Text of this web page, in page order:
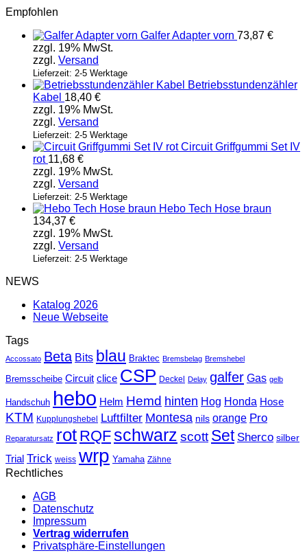
Empfohlen
Galfer Adapter vorn 73,87 €
zzgl. 19% MwSt.
zzgl. Versand
Lieferzeit: 2-5 Werktage
Betriebsstundenzähler
Kabel 18,40 €
zzgl. 19% MwSt.
zzgl. Versand
Lieferzeit: 2-5 Werktage
Circuit Griffgummi Set IV
rot 11,68 €
zzgl. 19% MwSt.
zzgl. Versand
Lieferzeit: 2-5 Werktage
Hebo Tech Hose braun
134,37 €
zzgl. 19% MwSt.
zzgl. Versand
Lieferzeit: 2-5 Werktage
NEWS
Katalog 2026
Neue Webseite
Tags
Accossato Beta Bits blau Braktec Bremsbelag Bremshebel
Bremsscheibe Circuit clice CSP Deckel Delay galfer Gas gelb
Handschuh hebo Helm Hemd hinten Hog Honda Hose
KTM Kupplungshebel Luftfilter Montesa nils orange Pro
Reparatursatz rot RQF schwarz scott Set Sherco silber
Trial Trick weiss wrp Yamaha Zähne
Rechtliches
AGB
Datenschutz
Impressum
Vertrag widerrufen
Privatsphäre-Einstellungen